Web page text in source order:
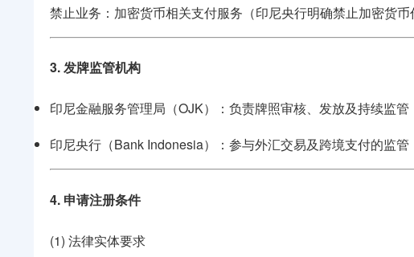
禁止业务：加密货币相关支付服务（印尼央行明确禁止加密货币
3. 发牌监管机构
印尼金融服务管理局（OJK）：负责牌照审核、发放及持续监管
印尼央行（Bank Indonesia）：参与外汇交易及跨境支付的监
4. 申请注册条件
(1) 法律实体要求